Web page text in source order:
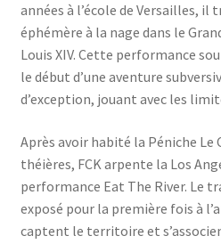
années à l’école de Versailles, il
éphémère à la nage dans le
Louis XIV. Cette performance
le début d’une aventure
d’exception, jouant avec les
Après avoir habité la Péniche Le
théières, FCK arpente la Los
performance Eat The River. Le
exposé pour la première fois à
captent le territoire et